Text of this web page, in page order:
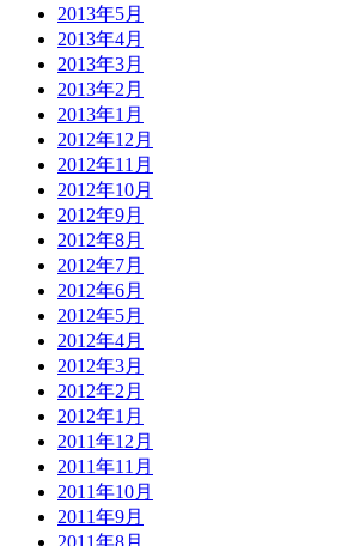
2013年5月
2013年4月
2013年3月
2013年2月
2013年1月
2012年12月
2012年11月
2012年10月
2012年9月
2012年8月
2012年7月
2012年6月
2012年5月
2012年4月
2012年3月
2012年2月
2012年1月
2011年12月
2011年11月
2011年10月
2011年9月
2011年8月